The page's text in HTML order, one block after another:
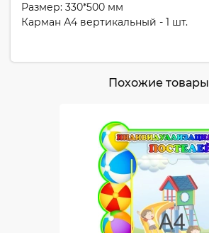
Размер: 330*500 мм
Карман А4 вертикальный - 1 шт.
Похожие товары